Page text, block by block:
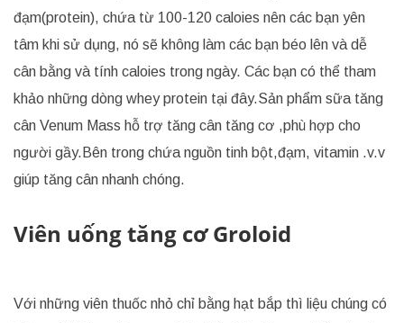
đạm(protein), chứa từ 100-120 caloies nên các bạn yên
tâm khi sử dụng, nó sẽ không làm các bạn béo lên và dễ
cân bằng và tính caloies trong ngày. Các bạn có thể tham
khảo những dòng whey protein tại đây.Sản phẩm sữa tăng
cân Venum Mass hỗ trợ tăng cân tăng cơ ,phù hợp cho
người gầy.Bên trong chứa nguồn tinh bột,đạm, vitamin .v.v
giúp tăng cân nhanh chóng.
Viên uống tăng cơ Groloid
Với những viên thuốc nhỏ chỉ bằng hạt bắp thì liệu chúng có